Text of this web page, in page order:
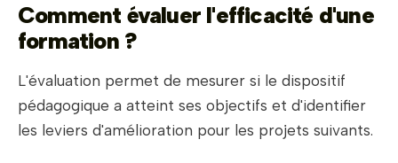
Comment évaluer l'efficacité d'une
formation ?
L'évaluation permet de mesurer si le dispositif
pédagogique a atteint ses objectifs et d'identifier
les leviers d'amélioration pour les projets suivants.